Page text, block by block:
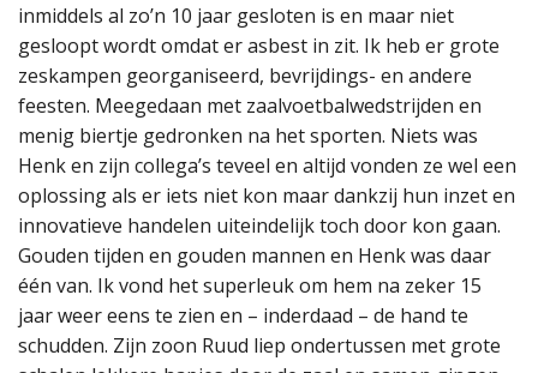
inmiddels al zo’n 10 jaar gesloten is en maar niet
gesloopt wordt omdat er asbest in zit. Ik heb er grote
zeskampen georganiseerd, bevrijdings- en andere
feesten. Meegedaan met zaalvoetbalwedstrijden en
menig biertje gedronken na het sporten. Niets was
Henk en zijn collega’s teveel en altijd vonden ze wel een
oplossing als er iets niet kon maar dankzij hun inzet en
innovatieve handelen uiteindelijk toch door kon gaan.
Gouden tijden en gouden mannen en Henk was daar
één van. Ik vond het superleuk om hem na zeker 15
jaar weer eens te zien en – inderdaad – de hand te
schudden. Zijn zoon Ruud liep ondertussen met grote